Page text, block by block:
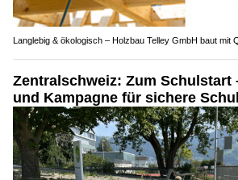
Langlebig & ökologisch – Holzbau Telley GmbH baut mit
Zentralschweiz: Zum Schulstart
und Kampagne für sichere